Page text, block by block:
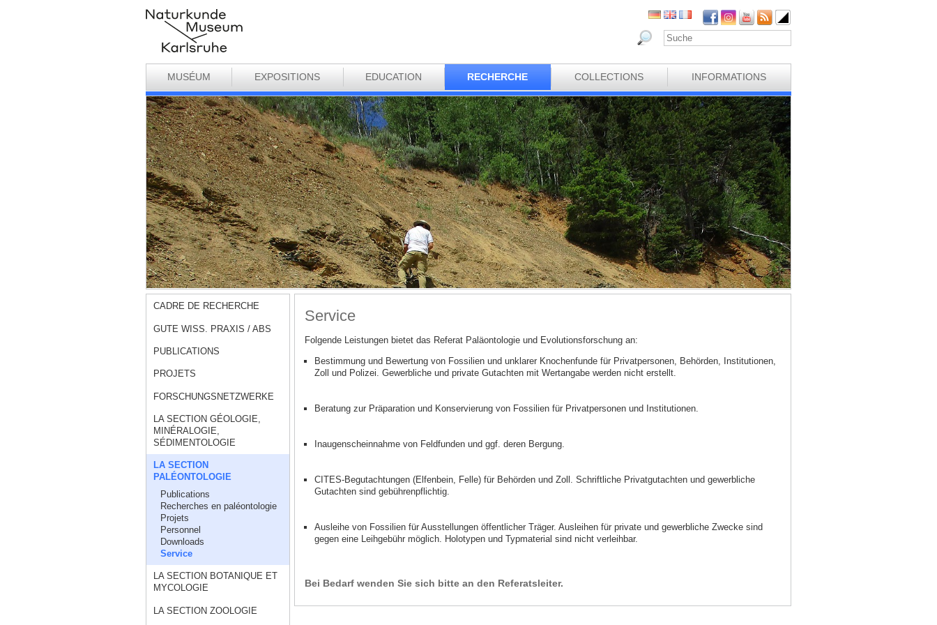
MUSÉUM EXPOSITIONS EDUCATION RECHERCHE COLLECTIONS INFORMATIONS
CADRE DE RECHERCHE
GUTE WISS. PRAXIS / ABS
PUBLICATIONS
PROJETS
FORSCHUNGSNETZWERKE
LA SECTION GÉOLOGIE,
MINÉRALOGIE,
SÉDIMENTOLOGIE
LA SECTION
PALÉONTOLOGIE
Publications
Recherches en paléontologie
Projets
Personnel
Downloads
Service
LA SECTION BOTANIQUE ET
MYCOLOGIE
LA SECTION ZOOLOGIE
Service
Folgende Leistungen bietet das Referat Paläontologie und Evolutionsforschung an:
Bestimmung und Bewertung von Fossilien und unklarer Knochenfunde für Privatpersonen, Behörden, Institutionen,
Zoll und Polizei. Gewerbliche und private Gutachten mit Wertangabe werden nicht erstellt.
Beratung zur Präparation und Konservierung von Fossilien für Privatpersonen und Institutionen.
Inaugenscheinnahme von Feldfunden und ggf. deren Bergung.
CITES-Begutachtungen (Elfenbein, Felle) für Behörden und Zoll. Schriftliche Privatgutachten und gewerbliche
Gutachten sind gebührenpflichtig.
Ausleihe von Fossilien für Ausstellungen öffentlicher Träger. Ausleihen für private und gewerbliche Zwecke sind
gegen eine Leihgebühr möglich. Holotypen und Typmaterial sind nicht verleihbar.
Bei Bedarf wenden Sie sich bitte an den Referatsleiter.